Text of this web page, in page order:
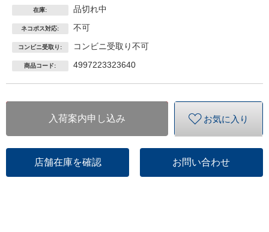
在庫: 品切れ中
ネコポス対応: 不可
コンビニ受取り: コンビニ受取り不可
商品コード: 4997223323640
入荷案内申し込み お気に入り
店舗在庫を確認 お問い合わせ